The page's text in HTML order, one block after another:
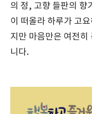
의 정, 고향 들판의 향
이 떠올라 하루가 고
지만 마음만은 여전
니다.